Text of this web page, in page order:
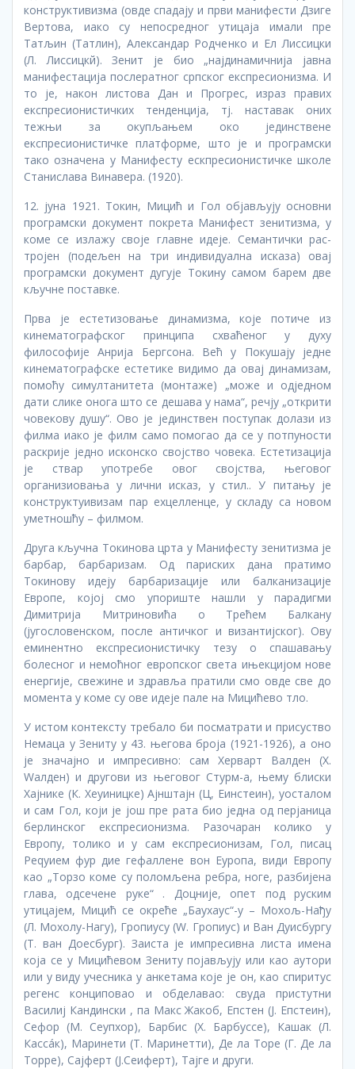
конструктивизма (овде спадају и први манифести Дзиге
Вертова, иако су непосредног утицаја имали пре
Татљин (Татлин), Александар Родченко и Ел Лиссицки
(Л. Лиссицкй). Зенит је био „најдинамичнија јавна
манифестација послератног српског експресионизма. И
то је, након листова Дан и Прогрес, израз правих
експресионистичких тенденција, тј. наставак оних
тежњи за окупљањем око јединствене
експресионистичке платформе, што је и програмски
тако означена у Манифесту ескпресионистичке школе
Станислава Винавера. (1920).
12. јуна 1921. Токин, Мицић и Гол објављују основни
програмски документ покрета Манифест зенитизма, у
коме се излажу своје главне идеје. Семантички рас-
тројен (подељен на три индивидуална исказа) овај
програмски документ дугује Токину самом барем две
кључне поставке.
Прва је естетизовање динамизма, које потиче из
кинематографског принципа схваћеног у духу
философије Анрија Бергсона. Већ у Покушају једне
кинематографске естетике видимо да овај динамизам,
помоћу симултанитета (монтаже) „може и одједном
дати слике онога што се дешава у нама“, речју „открити
човекову душу“. Ово је јединствен поступак долази из
филма иако је филм само помогао да се у потпуности
раскрије једно исконско својство човека. Естетизација
је ствар употребе овог својства, његовог
организиовања у лични исказ, у стил.. У питању је
конструктуивизам пар еxцелленце, у складу са новом
уметношћу – филмом.
Друга кључна Токинова црта у Манифесту зенитизма је
барбар, барбаризам. Од париских дана пратимо
Токинову идеју барбаризације или балканизације
Европе, којој смо упориште нашли у парадигми
Димитрија Митриновића о Трећем Балкану
(југословенском, после античког и византијског). Ову
еминентно експресионистичку тезу о спашавању
болесног и немоћног европског света ињекцијом нове
енергије, свежине и здравља пратили смо овде све до
момента у коме су ове идеје пале на Мицићево тло.
У истом контексту требало би посматрати и присуство
Немаца у Зениту у 43. његова броја (1921-1926), а оно
је значајно и импресивно: сам Херварт Валден (Х.
Wалден) и другови из његовог Стурм-а, њему блиски
Хајнике (К. Хеyиницке) Ајнштајн (Ц, Еинстеин), уосталом
и сам Гол, који је још пре рата био једна од перјаница
берлинског експресионизма. Разочаран колико у
Европу, толико и у сам експресионизам, Гол, писац
Реqуием фур дие гефаллене вон Еуропа, види Европу
као „Торзо коме су поломљена ребра, ноге, разбијена
глава, одсечене руке“ . Доцније, опет под руским
утицајем, Мицић се окреће „Баухаус“-у – Мохољ-Нађу
(Л. Мохолy-Нагy), Гропиусу (W. Гропиус) и Ван Дуисбургу
(Т. ван Доесбург). Заиста је импресивна листа имена
која се у Мицићевом Зениту појављују или као аутори
или у виду учесника у анкетама које је он, као спиритус
регенс конциповао и обделавао: свуда пристутни
Василиј Кандински , па Макс Жакоб, Епстен (Ј. Епстеин),
Сефор (М. Сеупхор), Барбис (Х. Барбуссе), Кашак (Л.
Кассáк), Маринети (Т. Маринетти), Де ла Торе (Г. Де ла
Торре), Сајферт (Ј.Сеиферт), Тајге и други.